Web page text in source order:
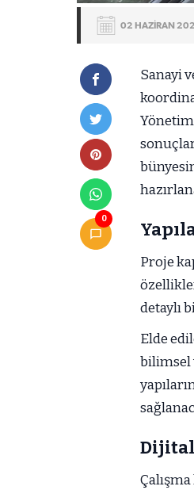
02 HAZİRAN
0
Sanayi
Proje
detaylı
Elde
bilimsel
Dijital